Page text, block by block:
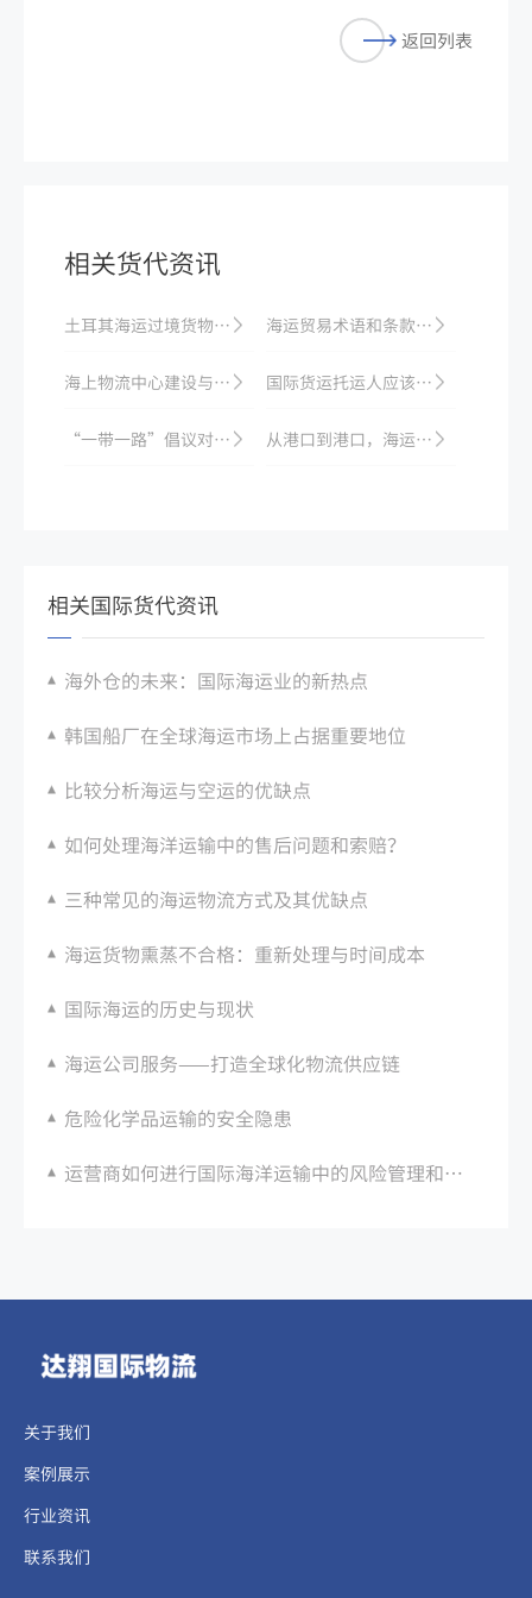
返回列表
相关货代资讯
土耳其海运过境货物监管新规：停留时间与申报要求 海运贸易术语和条款解析
海上物流中心建设与国际海运发展战略 国际货运托运人应该为哪些事项负责
“一带一路”倡议对国际海运业的影响 从港口到港口，海运费用一览
相关国际货代资讯
海外仓的未来：国际海运业的新热点
韩国船厂在全球海运市场上占据重要地位
比较分析海运与空运的优缺点
如何处理海洋运输中的售后问题和索赔？
三种常见的海运物流方式及其优缺点
海运货物熏蒸不合格：重新处理与时间成本
国际海运的历史与现状
海运公司服务——打造全球化物流供应链
危险化学品运输的安全隐患
运营商如何进行国际海洋运输中的风险管理和补救措施？
关于我们
案例展示
行业资讯
联系我们